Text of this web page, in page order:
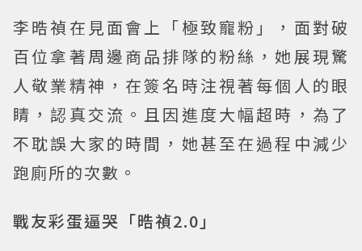
李晧禎在見面會上「極致寵粉」，面對破
百位拿著周邊商品排隊的粉絲，她展現驚
人敬業精神，在簽名時注視著每個人的眼
睛，認真交流。且因進度大幅超時，為了
不耽誤大家的時間，她甚至在過程中減少
跑廁所的次數。
戰友彩蛋逼哭「晧禎2.0」